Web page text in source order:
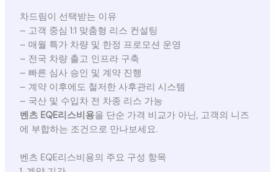
차드림이 선택받는 이유
– 고객 중심 1:1 맞춤형 리스 컨설팅
– 매월 특가 차량 및 한정 프로모션 운영
– 전국 차량 출고 인프라 구축
– 빠른 심사 승인 및 계약 진행
– 계약 이후에도 철저한 사후관리 시스템
– 국산 및 수입차 전 차종 리스 가능
벤츠 EQE리스비용을 단순 가격 비교가 아닌, 고객의 니즈
에 부합하는 조건으로 만나보세요.
벤츠 EQE리스비용의 주요 구성 항목